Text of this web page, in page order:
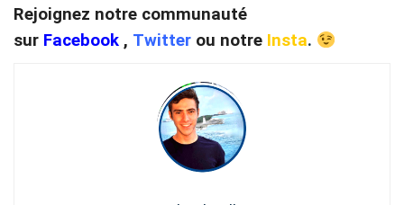
Rejoignez notre communauté
sur Facebook , Twitter ou notre Insta.